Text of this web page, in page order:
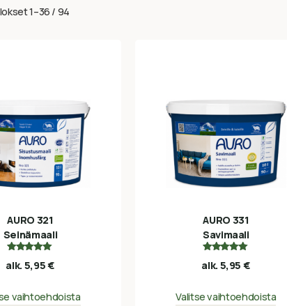
1–36 / 94
AURO 321
Seinämaali
tuotteesta:
alk. 5,95€
vaihtoehdoista
AURO 331
Savimaali
tuotteesta:
alk. 5,95 €
Valitse vaihtoehdoista